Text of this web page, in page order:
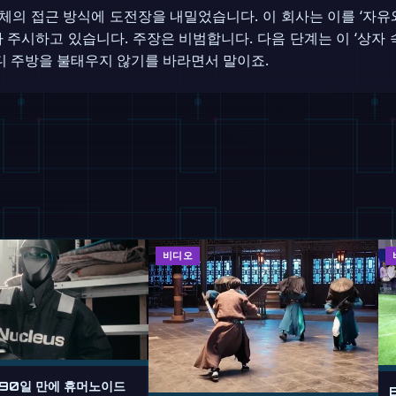
접근 방식에 도전장을 내밀었습니다. 이 회사는 이를 ‘자
시하고 있습니다. 주장은 비범합니다. 다음 단계는 이 ‘상자
방을 불태우지 않기를 바라면서 말이죠.
일 만에 휴머노이드
비디오